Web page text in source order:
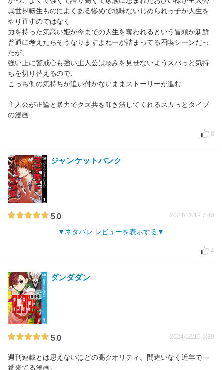
異世界転生ものによくある惨めで地味ないじめられっ子が人生を
やり直すのではなく
力を持った気高い姫が今までの人生を奪われるという冒頭が新鮮
普通に考えたらそうなりますよねーが詰まってる召喚シーンだっ
たが、
強い上に警戒心も強い主人公は弱みを見せないようスパっと気持
ちを切り替えるので、
こっち側の気持ちが追い付かないままストーリーが進む
主人公が正論と暴力でクズ共を叩き潰してくれるスカっとタイプ
の漫画
8
ジャンケットバンク
5.0 2024/12/19 7:40
ネタバレ レビューを表示する
4
ダンダダン
5.0 2024/12/19 9:30
週刊連載とは思えないほどの高クオリティ。間違いなく近年で一
番来てる漫画。